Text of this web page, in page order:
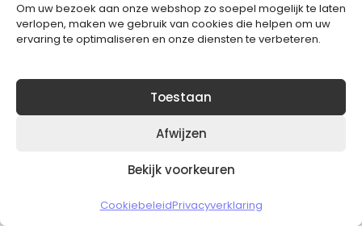
Om uw bezoek aan onze webshop zo soepel mogelijk te laten
verlopen, maken we gebruik van cookies die helpen om uw
ervaring te optimaliseren en onze diensten te verbeteren.
Toestaan
Afwijzen
Bekijk voorkeuren
CookiebeleidPrivacyverklaring
Blijft op de hoogte van het laatste nieuws.